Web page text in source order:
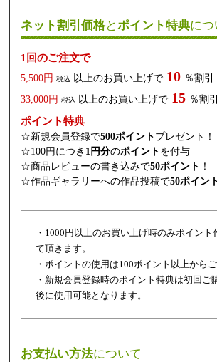
ネット割引価格とポイント特典につ
1回のご注文で
5,500円 税込 以上のお買い上げで 10 ％割引
33,000円 税込 以上のお買い上げで 15 ％割引
ポイント特典
☆新規会員登録で500ポイント プレゼント！
☆100円につき 1円分のポイント を付与
☆商品レビューの書き込みで50ポイント ！
☆作品ギャラリーへの作品投稿で50ポイン
・1000円以上のお買い上げ時のみポイント
て頂きます。
・ポイントの使用は100ポイント以上から
・新規会員登録時のポイント特典は初回ご
後に使用可能となります。
お支払い方法について